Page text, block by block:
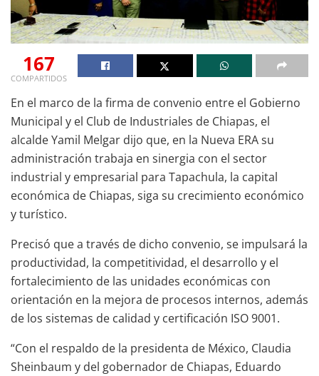
167
COMPARTIDOS
En el marco de la firma de convenio entre el Gobierno
Municipal y el Club de Industriales de Chiapas, el
alcalde Yamil Melgar dijo que, en la Nueva ERA su
administración trabaja en sinergia con el sector
industrial y empresarial para Tapachula, la capital
económica de Chiapas, siga su crecimiento económico
y turístico.
Precisó que a través de dicho convenio, se impulsará la
productividad, la competitividad, el desarrollo y el
fortalecimiento de las unidades económicas con
orientación en la mejora de procesos internos, además
de los sistemas de calidad y certificación ISO 9001.
“Con el respaldo de la presidenta de México, Claudia
Sheinbaum y del gobernador de Chiapas, Eduardo